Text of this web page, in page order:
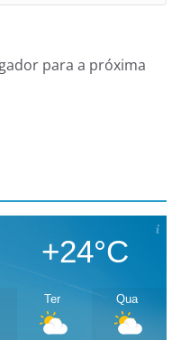
para a próxima
+24°C
Ter Qua